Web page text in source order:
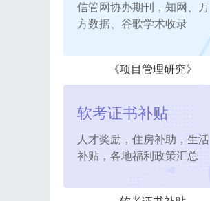
信管网协办期刊，知网、万
方数据、谷歌学术收录
《项目管理研究》
软考证书补贴
人才奖励，住房补助，生活
补贴，各地福利政策汇总